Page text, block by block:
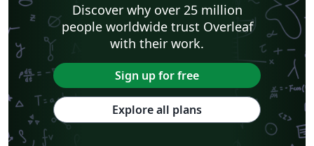
Discover why over 25 million
people worldwide trust Overleaf
with their work.
Sign up for free
Explore all plans